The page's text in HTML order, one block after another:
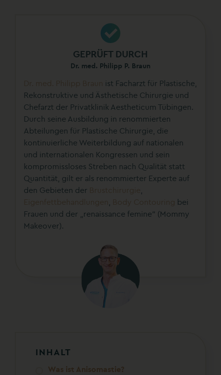
GEPRÜFT DURCH
Dr. med. Philipp P. Braun
ist Facharzt für Plastische,
Rekonstruktive und Ästhetische Chirurgie und
Chefarzt der Privatklinik Aestheticum Tübingen.
Durch seine Ausbildung in renommierten
Abteilungen für Plastische Chirurgie, die
kontinuierliche Weiterbildung auf nationalen
und internationalen Kongressen und sein
kompromissloses Streben nach Qualität statt
Quantität, gilt er als renommierter Experte auf
den Gebieten der
,
,
bei
Frauen und der „renaissance femine“ (Mommy
Makeover).
INHALT
Was ist Anisomastie?